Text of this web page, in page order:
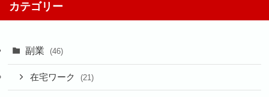
カテゴリー
副業 (46)
在宅ワーク (21)